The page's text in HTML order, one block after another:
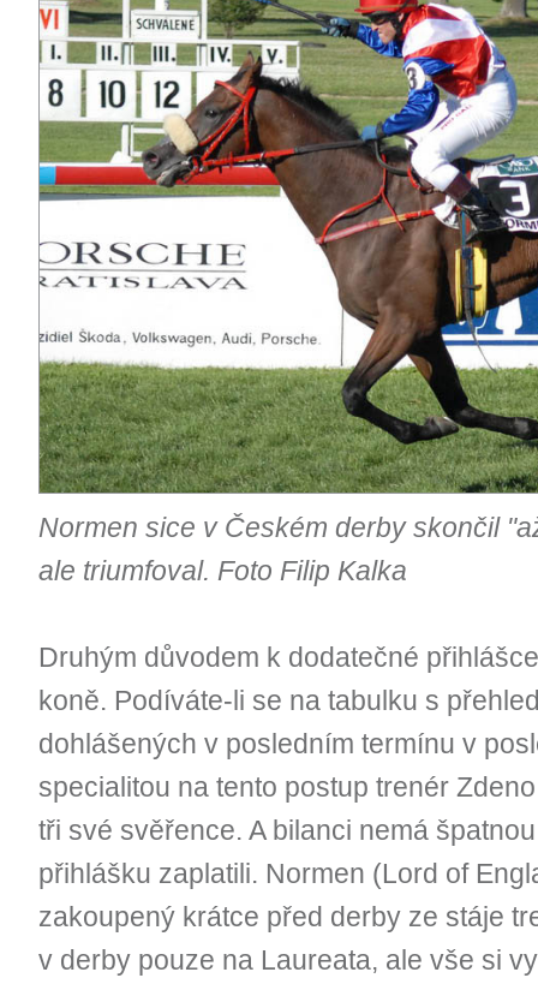
Normen sice v Českém derby skončil
ale triumfoval. Foto Filip Kalka
Druhým důvodem k dodatečné
koně. Podíváte-li se na tabulku s
dohlášených v posledním termínu v
specialitou na tento postup trenér
tři své svěřence. A bilanci nemá
přihlášku zaplatili. Normen (Lord of
zakoupený krátce před derby ze stáje
v derby pouze na Laureata, ale vše si